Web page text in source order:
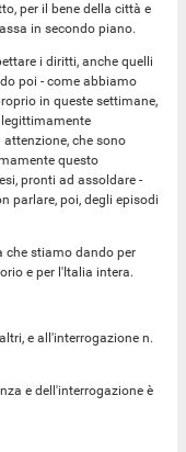
per il bene della città e
in secondo piano.
i diritti, anche quelli
poi - come abbiamo
in queste settimane,
legittimamente
che sono
questo
pronti ad assoldare -
parlare, poi, degli episodi
che stiamo dando per
e per l'Italia intera.
e all'interrogazione n.
e dell'interrogazione è